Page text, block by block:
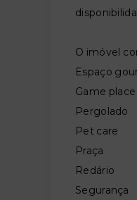
O imóvel
Espaço
Game place
Pergolado
Pet care
Praça
Redário
Segurança